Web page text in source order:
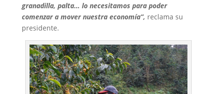
granadilla, palta… lo necesitamos para poder
comenzar a mover nuestra economía”, reclama su
presidente.